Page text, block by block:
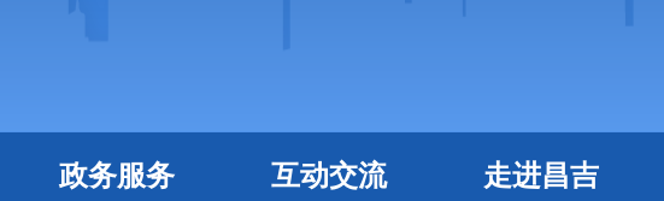
政务服务 互动交流 走进昌吉